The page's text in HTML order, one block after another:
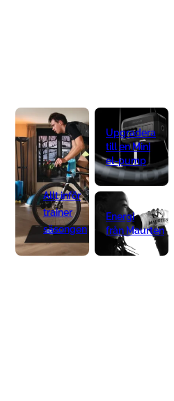
Allt inför
trainer
säsongen
Upgradera
till en Mini
el-pump
Energi
från Maurten